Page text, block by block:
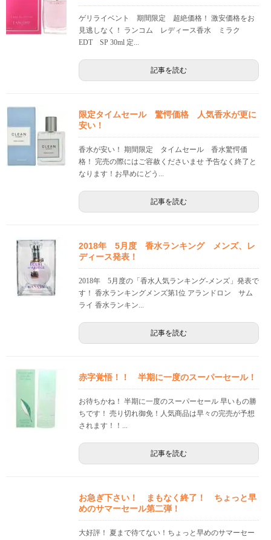
ゲリライベント 期間限定 超絶価格！ 激安価格をお
見逃しなく！ ランコム レディース香水 ミラク
EDT SP 30ml 定...
記事を読む
限定タイムセール 驚愕価格 人気香水が更に
安い！
香水が安い！ 期間限定 タイムセール 香水驚愕価
格！ 完売の際にはご容赦くださいませ 予告なく終了と
なります！お早めにどう...
記事を読む
2018年 5月度 香水ランキング メンズ、レ
ディース発表！
2018年 5月度の「香水人気ランキング-メンズ」発表で
す！ 香水ランキングメンズ第1位 アランドロン サム
ライ 香水ランキン...
記事を読む
赤字覚悟！！ 半期に一度のスーパーセール！
お待ちかね！ 半期に一度のスーパーセール 早いもの勝
ちです！ 売り切れ御免！人気商品は早々の完売が予想
されます！！...
記事を読む
お急ぎ下さい！ まもなく終了！ ちょっと早
めのサマーセール第二弾！
大好評！ 夏まで待てない！ちょっと早めのサマーセー